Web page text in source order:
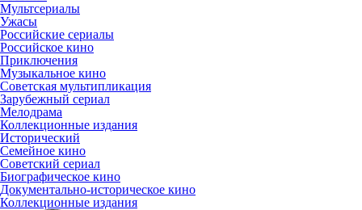
Мультсериалы
Ужасы
Российские сериалы
Российское кино
Приключения
Музыкальное кино
Советская мультипликация
Зарубежный сериал
Мелодрама
Коллекционные издания
Исторический
Семейное кино
Советский сериал
Биографическое кино
Документально-историческое кино
Коллекционные издания